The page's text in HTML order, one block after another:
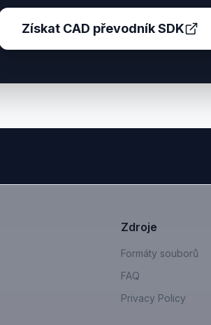
Získat CAD převodník SDK
Zdroje
Formáty souborů
FAQ
Privacy Policy